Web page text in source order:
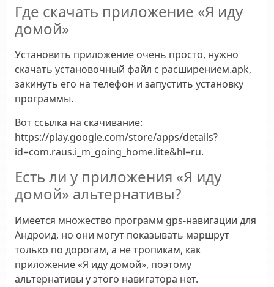
Где скачать приложение «Я иду
домой»
Установить приложение очень просто, нужно
скачать установочный файл с расширением.apk,
закинуть его на телефон и запустить установку
программы.
Вот ссылка на скачивание:
https://play.google.com/store/apps/details?
id=com.raus.i_m_going_home.lite&hl=ru.
Есть ли у приложения «Я иду
домой» альтернативы?
Имеется множество программ gps-навигации для
Андроид, но они могут показывать маршрут
только по дорогам, а не тропикам, как
приложение «Я иду домой», поэтому
альтернативы у этого навигатора нет.